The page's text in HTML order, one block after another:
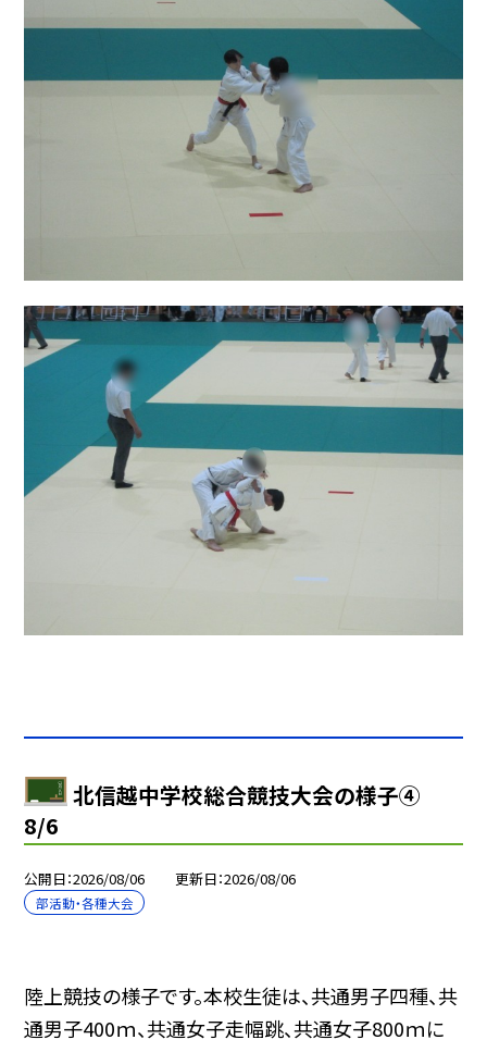
北信越中学校総合競技大会の様子④
8/6
公開日 2026/08/06 更新日 2026/08/06
部活動・各種大会
陸上競技の様子です。本校生徒は、共通男子四種、共
通男子400ｍ、共通女子走幅跳、共通女子800ｍに